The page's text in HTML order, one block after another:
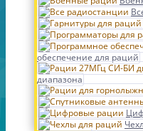
обеспечение для раций
диапазона